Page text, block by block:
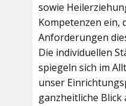
sowie
Kompetenzen ein,
Anforderungen
Die individuellen
spiegeln sich im
unser
ganzheitliche Blick